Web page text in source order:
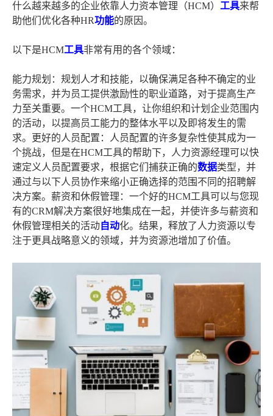
什么越来越多的企业依靠人力资本管理（HCM） 工具来帮
助他们优化各种HR功能的原因。
以下是HCM工具非常有用的各个领域：
能力规划：规划人才和技能，以确保满足各种不确定的业
务需求，并为员工提供激励性的职业道路，对于提高生产
力至关重要。一个HCM工具，让你组织和计划企业范围内
的活动，以提高员工能力的整体水平以及即将发生的需
求。更好的人员配置：人员配置的许多复杂性使其成为一
个挑战，但是在HCM工具的帮助下，人力资源经理可以快
速定义人员配置要求，根据它们捕获正确的数据类型，并
通过与以下人员协作来缩小正确选择的范围不同的招聘解
决方案。薪资和休假管理：一个好的HCM工具可以与您现
有的CRM解决方案很好地集成在一起，并使许多与薪资和
休假管理相关的活动自动化。结果，释放了人力资源以专
注于更具战略意义的领域，并为资源池增加了价值。